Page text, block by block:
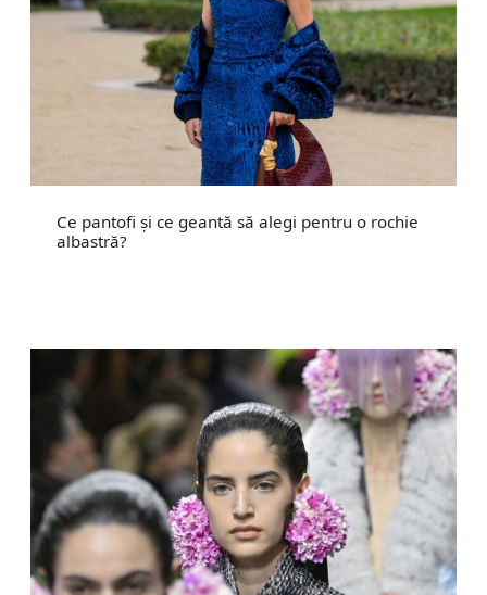
Ce pantofi și ce geantă să alegi pentru o rochie
albastră?